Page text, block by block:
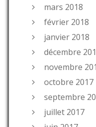
mars 2018
février 2018
janvier 2018
décembre
novembre
octobre 2017
septembre
juillet 2017